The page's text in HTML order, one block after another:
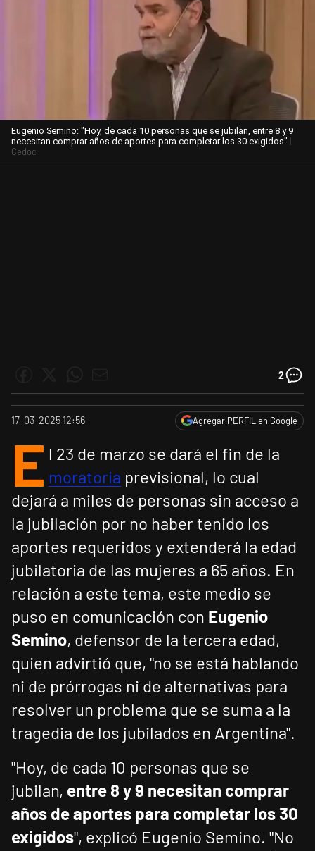
Eugenio Semino: "Hoy, de cada 10 personas que se jubilan, entre 8 y 9
necesitan comprar años de aportes para completar los 30 exigidos" |
Cedoc
2
17-03-2025 12:56 Agregar PERFIL en Google
E l 23 de marzo se dará el fin de la
moratoria previsional, lo cual
dejará a miles de personas sin acceso a
la jubilación por no haber tenido los
aportes requeridos y extenderá la edad
jubilatoria de las mujeres a 65 años. En
relación a este tema, este medio se
puso en comunicación con Eugenio
Semino, defensor de la tercera edad,
quien advirtió que, "no se está hablando
ni de prórrogas ni de alternativas para
resolver un problema que se suma a la
tragedia de los jubilados en Argentina".
"Hoy, de cada 10 personas que se
jubilan, entre 8 y 9 necesitan comprar
años de aportes para completar los 30
exigidos", explicó Eugenio Semino. "No